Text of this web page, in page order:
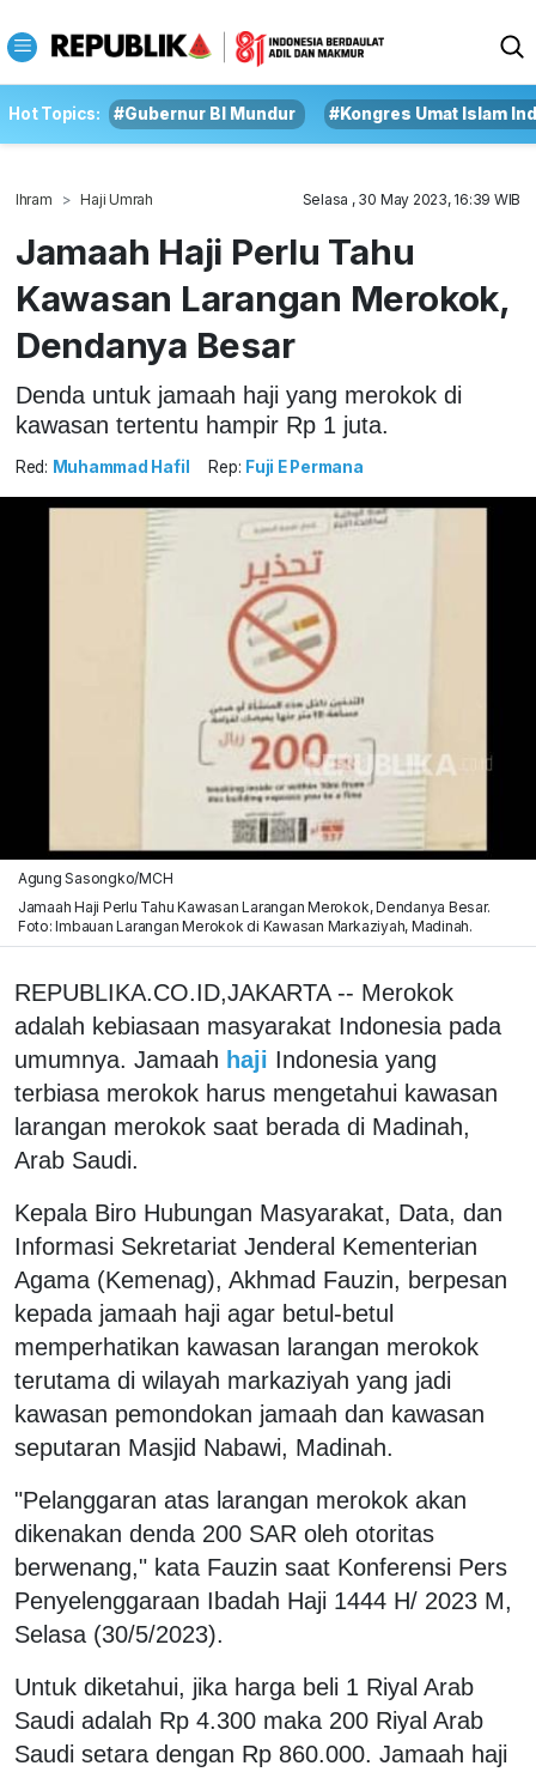
Hot Topics: #Gubernur BI Mundur #Kongres Umat Islam
Ihram Haji Umrah Selasa , 30 May 2023, 16:39 WIB
Jamaah Haji Perlu Tahu
Kawasan Larangan Merokok,
Dendanya Besar
Denda untuk jamaah haji yang merokok di
kawasan tertentu hampir Rp 1 juta.
Red: Muhammad Hafil Rep: Fuji E Permana
Agung Sasongko/MCH
Jamaah Haji Perlu Tahu Kawasan Larangan Merokok, Dendanya Besar.
Foto: Imbauan Larangan Merokok di Kawasan Markaziyah, Madinah.
REPUBLIKA.CO.ID,JAKARTA -- Merokok
adalah kebiasaan masyarakat Indonesia pada
umumnya. Jamaah haji Indonesia yang
terbiasa merokok harus mengetahui kawasan
larangan merokok saat berada di Madinah,
Arab Saudi.
Kepala Biro Hubungan Masyarakat, Data, dan
Informasi Sekretariat Jenderal Kementerian
Agama (Kemenag), Akhmad Fauzin, berpesan
kepada jamaah haji agar betul-betul
memperhatikan kawasan larangan merokok
terutama di wilayah markaziyah yang jadi
kawasan pemondokan jamaah dan kawasan
seputaran Masjid Nabawi, Madinah.
"Pelanggaran atas larangan merokok akan
dikenakan denda 200 SAR oleh otoritas
berwenang," kata Fauzin saat Konferensi Pers
Penyelenggaraan Ibadah Haji 1444 H/ 2023 M,
Selasa (30/5/2023).
Untuk diketahui, jika harga beli 1 Riyal Arab
Saudi adalah Rp 4.300 maka 200 Riyal Arab
Saudi setara dengan Rp 860.000. Jamaah haji